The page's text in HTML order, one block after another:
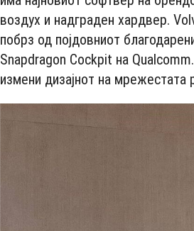
воздух и надграден хардвер.
побрз од појдовниот
Snapdragon Cockpit на
измени дизајнот на мрежестата